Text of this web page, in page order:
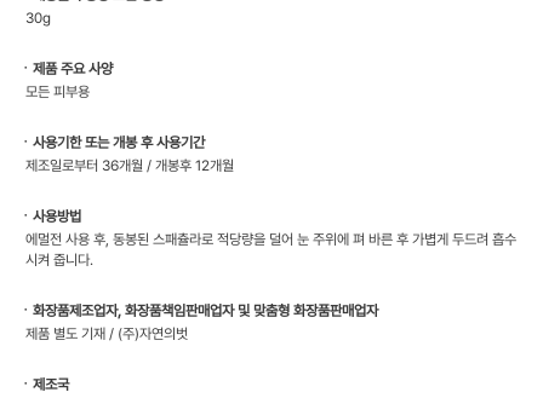
30g
ㆍ제품 주요 사양
모든 피부용
ㆍ사용기한 또는 개봉 후 사용기간
제조일로부터 36개월 / 개봉후 12개월
ㆍ사용방법
에멀전 사용 후, 동봉된 스패츌라로 적당량을 덜어 눈 주위에 펴 바른 후 가볍게 두드려 흡수
시켜 줍니다.
ㆍ화장품제조업자, 화장품책임판매업자 및 맞춤형 화장품판매업자
제품 별도 기재 / (주)자연의벗
ㆍ제조국